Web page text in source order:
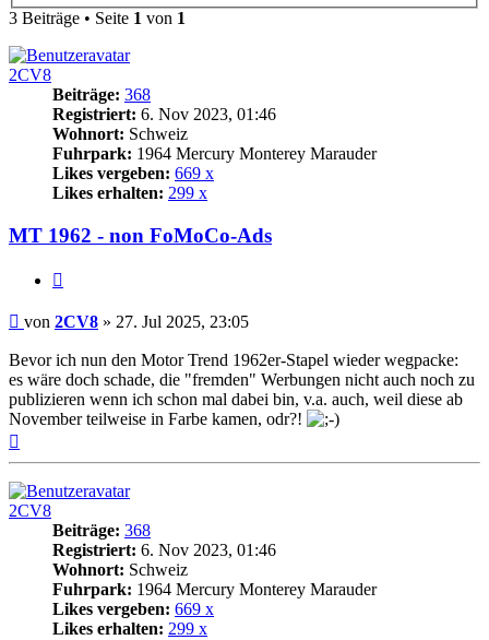
3 Beiträge • Seite 1 von 1
2CV8
Beiträge: 368
Registriert: 6. Nov 2023, 01:46
Wohnort: Schweiz
Fuhrpark: 1964 Mercury Monterey Marauder
Likes vergeben: 669 x
Likes erhalten: 299 x
MT 1962 - non FoMoCo-Ads
Beitrag
von 2CV8 » 27. Jul 2025, 23:05
Bevor ich nun den Motor Trend 1962er-Stapel wieder wegpacke:
es wäre doch schade, die "fremden" Werbungen nicht auch noch zu
publizieren wenn ich schon mal dabei bin, v.a. auch, weil diese ab
November teilweise in Farbe kamen, odr?!
2CV8
Beiträge: 368
Registriert: 6. Nov 2023, 01:46
Wohnort: Schweiz
Fuhrpark: 1964 Mercury Monterey Marauder
Likes vergeben: 669 x
Likes erhalten: 299 x